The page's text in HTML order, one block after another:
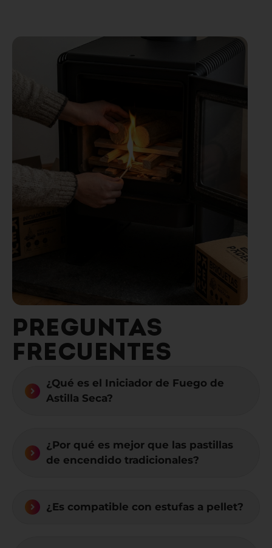
PREGUNTAS
FRECUENTES
¿Qué es el Iniciador de Fuego de
Astilla Seca?
¿Por qué es mejor que las pastillas
de encendido tradicionales?
¿Es compatible con estufas a pellet?